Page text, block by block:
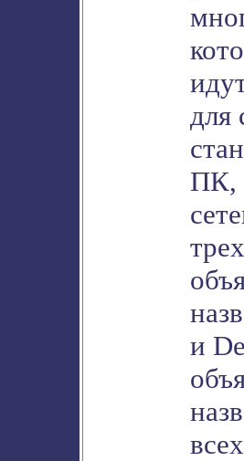
для
ПК,
и